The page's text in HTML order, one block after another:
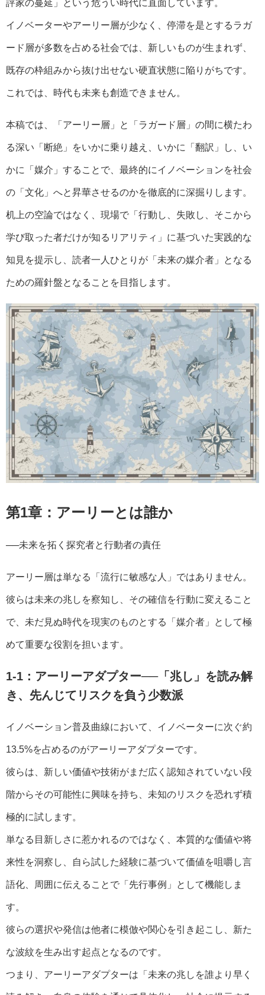
評家の蔓延」という危うい時代に直面しています。
イノベーターやアーリー層が少なく、停滞を是とするラガ
ード層が多数を占める社会では、新しいものが生まれず、
既存の枠組みから抜け出せない硬直状態に陥りがちです。
これでは、時代も未来も創造できません。
本稿では、「アーリー層」と「ラガード層」の間に横たわ
る深い「断絶」をいかに乗り越え、いかに「翻訳」し、い
かに「媒介」することで、最終的にイノベーションを社会
の「文化」へと昇華させるのかを徹底的に深掘りします。
机上の空論ではなく、現場で「行動し、失敗し、そこから
学び取った者だけが知るリアリティ」に基づいた実践的な
知見を提示し、読者一人ひとりが「未来の媒介者」となる
ための羅針盤となることを目指します。
第1章：アーリーとは誰か
──未来を拓く探究者と行動者の責任
アーリー層は単なる「流行に敏感な人」ではありません。
彼らは未来の兆しを察知し、その確信を行動に変えること
で、未だ見ぬ時代を現実のものとする「媒介者」として極
めて重要な役割を担います。
1-1：アーリーアダプター──「兆し」を読み解
き、先んじてリスクを負う少数派
イノベーション普及曲線において、イノベーターに次ぐ約
13.5%を占めるのがアーリーアダプターです。
彼らは、新しい価値や技術がまだ広く認知されていない段
階からその可能性に興味を持ち、未知のリスクを恐れず積
極的に試します。
単なる目新しさに惹かれるのではなく、本質的な価値や将
来性を洞察し、自ら試した経験に基づいて価値を咀嚼し言
語化、周囲に伝えることで「先行事例」として機能しま
す。
彼らの選択や発信は他者に模倣や関心を引き起こし、新た
な波紋を生み出す起点となるのです。
つまり、アーリーアダプターは「未来の兆しを誰より早く